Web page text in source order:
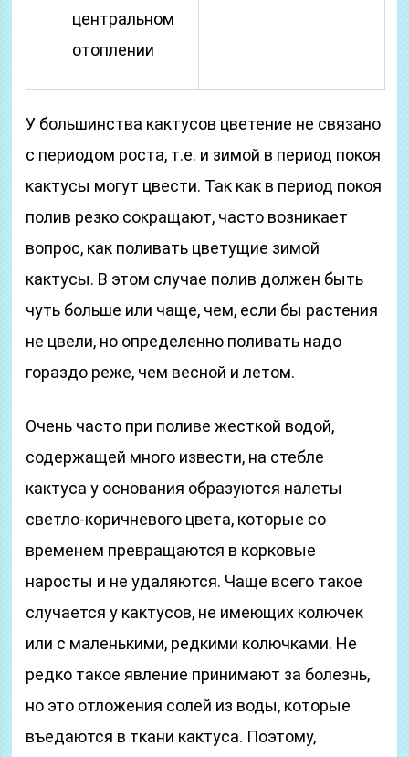
центральном
отоплении
У большинства кактусов цветение не связано
с периодом роста, т.е. и зимой в период покоя
кактусы могут цвести. Так как в период покоя
полив резко сокращают, часто возникает
вопрос, как поливать цветущие зимой
кактусы. В этом случае полив должен быть
чуть больше или чаще, чем, если бы растения
не цвели, но определенно поливать надо
гораздо реже, чем весной и летом.
Очень часто при поливе жесткой водой,
содержащей много извести, на стебле
кактуса у основания образуются налеты
светло-коричневого цвета, которые со
временем превращаются в корковые
наросты и не удаляются. Чаще всего такое
случается у кактусов, не имеющих колючек
или с маленькими, редкими колючками. Не
редко такое явление принимают за болезнь,
но это отложения солей из воды, которые
въедаются в ткани кактуса. Поэтому,